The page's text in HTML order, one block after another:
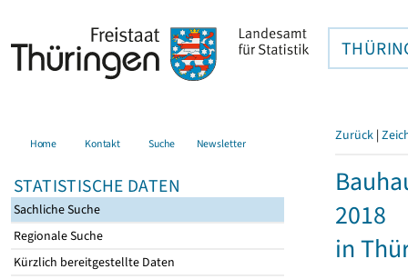
Home Kontakt Suche Newsletter
STATISTISCHE DATEN
Sachliche Suche
Regionale Suche
Kürzlich bereitgestellte Daten
Zurück |
2018
in